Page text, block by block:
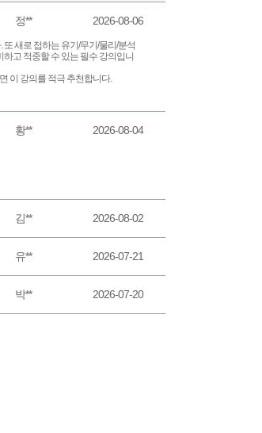
정** 2026-08-06
새로 접하는 유기/무기/물리/분석
고 적중할 수 있는 필수 강의입니
이 강의를 적극 추천합니다.
황** 2026-08-04
김** 2026-08-02
유** 2026-07-21
박** 2026-07-20